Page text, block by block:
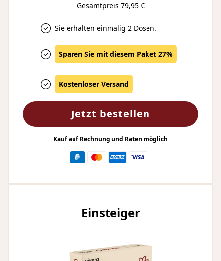
Einsteiger
Gesamtpreis 79,95 €
Sie erhalten einmalig 2 Dosen.
Sparen Sie mit diesem Paket 27%
Kostenloser Versand
Jetzt bestellen
Kauf auf Rechnung und Raten möglich